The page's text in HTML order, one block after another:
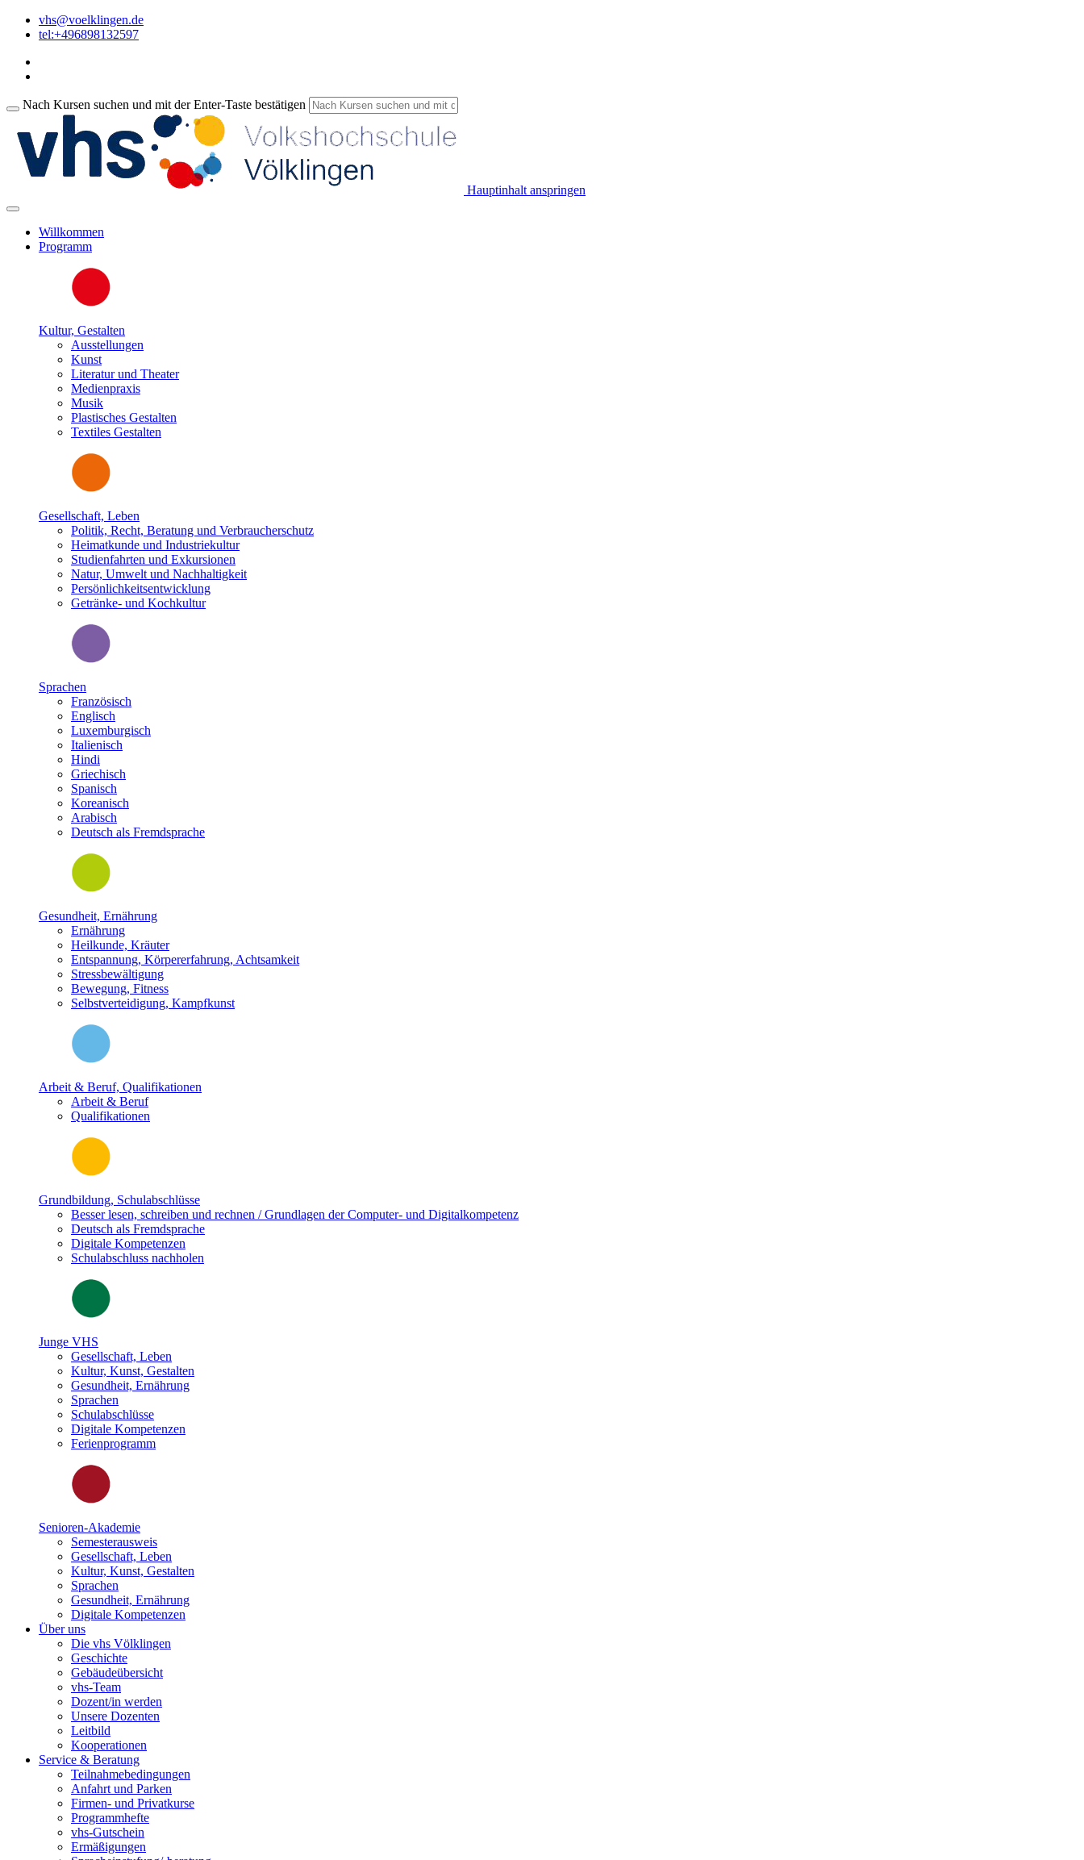
vhs@voelklingen.de
tel:+496898132597
Nach Kursen suchen und mit der Enter-Taste bestätigen
Hauptinhalt anspringen
Willkommen
Programm
Kultur, Gestalten
Ausstellungen
Kunst
Literatur und Theater
Medienpraxis
Musik
Plastisches Gestalten
Textiles Gestalten
Gesellschaft, Leben
Politik, Recht, Beratung und Verbraucherschutz
Heimatkunde und Industriekultur
Studienfahrten und Exkursionen
Natur, Umwelt und Nachhaltigkeit
Persönlichkeitsentwicklung
Getränke- und Kochkultur
Sprachen
Französisch
Englisch
Luxemburgisch
Italienisch
Hindi
Griechisch
Spanisch
Koreanisch
Arabisch
Deutsch als Fremdsprache
Gesundheit, Ernährung
Ernährung
Heilkunde, Kräuter
Entspannung, Körpererfahrung, Achtsamkeit
Stressbewältigung
Bewegung, Fitness
Selbstverteidigung, Kampfkunst
Arbeit & Beruf, Qualifikationen
Arbeit & Beruf
Qualifikationen
Grundbildung, Schulabschlüsse
Besser lesen, schreiben und rechnen / Grundlagen der Computer- und Digitalkompetenz
Deutsch als Fremdsprache
Digitale Kompetenzen
Schulabschluss nachholen
Junge VHS
Gesellschaft, Leben
Kultur, Kunst, Gestalten
Gesundheit, Ernährung
Sprachen
Schulabschlüsse
Digitale Kompetenzen
Ferienprogramm
Senioren-Akademie
Semesterausweis
Gesellschaft, Leben
Kultur, Kunst, Gestalten
Sprachen
Gesundheit, Ernährung
Digitale Kompetenzen
Über uns
Die vhs Völklingen
Geschichte
Gebäudeübersicht
vhs-Team
Dozent/in werden
Unsere Dozenten
Leitbild
Kooperationen
Service & Beratung
Teilnahmebedingungen
Anfahrt und Parken
Firmen- und Privatkurse
Programmhefte
vhs-Gutschein
Ermäßigungen